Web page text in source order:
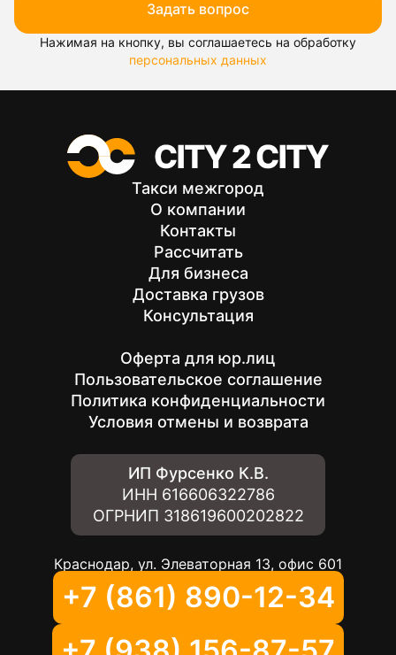
Задать вопрос
Нажимая на кнопку, вы соглашаетесь на обработку
персональных данных
Такси межгород
О компании
Контакты
Рассчитать
Для бизнеса
Доставка грузов
Консультация
Оферта для юр.лиц
Пользовательское соглашение
Политика конфиденциальности
Условия отмены и возврата
ИП Фурсенко К.В.
ИНН 616606322786
ОГРНИП 318619600202822
Краснодар, ул. Элеваторная 13, офис 601
+7 (861) 890-12-34